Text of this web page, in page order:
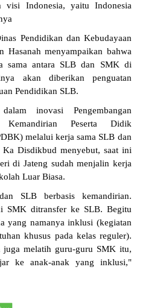
visi Indonesia, yaitu Indonesia
Pendidikan dan Kebudayaan
Hasanah menyampaikan bahwa
sama antara SLB dan SMK di
akan diberikan penguatan
Pendidikan SLB.
inovasi Pengembangan
Kemandirian Peserta Didik
melalui kerja sama SLB dan
Ka Disdikbud menyebut, saat ini
di Jateng sudah menjalin kerja
Luar Biasa.
SLB berbasis kemandirian.
SMK ditransfer ke SLB. Begitu
yang namanya inklusi (kegiatan
khusus pada kelas reguler).
juga melatih guru-guru SMK itu,
ke anak-anak yang inklusi,"